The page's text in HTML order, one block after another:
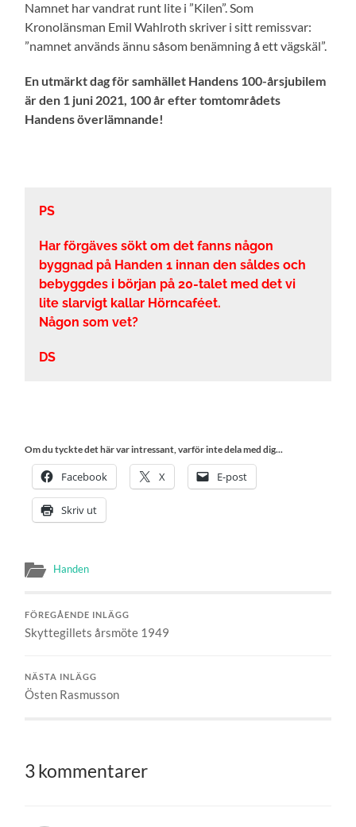
Namnet har vandrat runt lite i ”Kilen”. Som
Kronolänsman Emil Wahlroth skriver i sitt remissvar:
”namnet används ännu såsom benämning å ett vägskäl”.
En utmärkt dag för samhället Handens 100-årsjubilem
är den 1 juni 2021, 100 år efter tomtområdets
Handens överlämnande!
PS
Har förgäves sökt om det fanns någon
byggnad på Handen 1 innan den såldes och
bebyggdes i början på 20-talet med det vi
lite slarvigt kallar Hörncaféet.
Någon som vet?
DS
Om du tyckte det här var intressant, varför inte dela med dig...
Facebook X E-post
Skriv ut
Handen
FÖREGÅENDE INLÄGG
Skyttegillets årsmöte 1949
NÄSTA INLÄGG
Östen Rasmusson
3 kommentarer